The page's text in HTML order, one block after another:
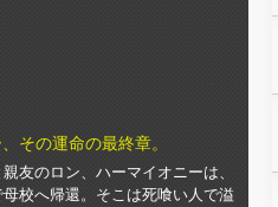
その運命の最終章。
友のロン、ハーマイオニーは、
校へ帰還。そこは死喰い人で溢